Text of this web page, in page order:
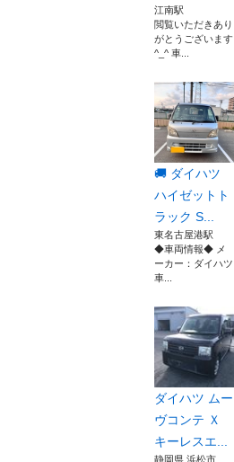
江南駅
閲覧いただきあり
がとうございます
^_^ 車...
🚚 ダイハツ
ハイゼットト
ラック S...
東名古屋港駅
◆車両情報◆ メ
ーカー：ダイハツ
車...
ダイハツ ムー
ヴコンテ Ｘ
キーレスエ...
静岡県 浜松市...